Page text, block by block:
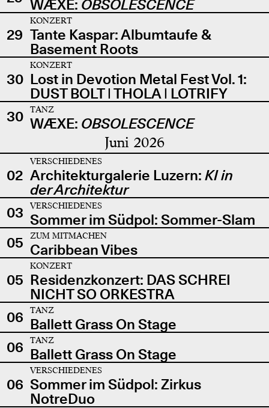
WÆXE: OBSOLESCENCE
29
KONZERT
Tante Kaspar: Albumtaufe &
Basement Roots
30
KONZERT
Lost in Devotion Metal Fest Vol. 1:
DUST BOLT | THOLA | LOTRIFY
30
TANZ
WÆXE: OBSOLESCENCE
Juni 2026
02
VERSCHIEDENES
Architekturgalerie Luzern: KI in
der Architektur
03
VERSCHIEDENES
Sommer im Südpol: Sommer-Slam
05
ZUM MITMACHEN
Caribbean Vibes
05
KONZERT
Residenzkonzert: DAS SCHREI
NICHT SO ORKESTRA
06
TANZ
Ballett Grass On Stage
06
TANZ
Ballett Grass On Stage
06
VERSCHIEDENES
Sommer im Südpol: Zirkus
NotreDuo